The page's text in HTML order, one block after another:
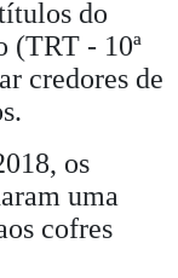
do
(TRT - 10ª
credores de
os
uma
cofres